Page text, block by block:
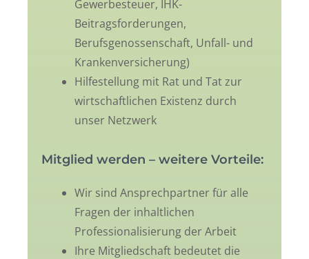
Gewerbesteuer, IHK-
Beitragsforderungen,
Berufsgenossenschaft, Unfall- und
Krankenversicherung)
Hilfestellung mit Rat und Tat zur
wirtschaftlichen Existenz durch
unser Netzwerk
Mitglied werden – weitere Vorteile:
Wir sind Ansprechpartner für alle
Fragen der inhaltlichen
Professionalisierung der Arbeit
Ihre Mitgliedschaft bedeutet die